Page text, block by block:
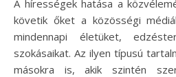
A hírességek hatása a
követik őket a közösségi
mindennapi életüket,
szokásaikat. Az ilyen típusú
másokra is, akik szintén